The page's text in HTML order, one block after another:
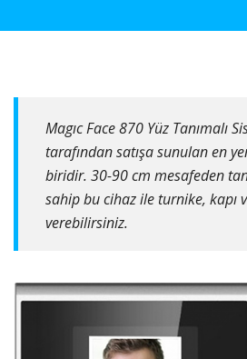
Magıc Face 870 Yüz Tanımalı
tarafından satışa sunulan en
biridir. 30-90 cm mesafeden
sahip bu cihaz ile turnike, kapı
verebilirsiniz.